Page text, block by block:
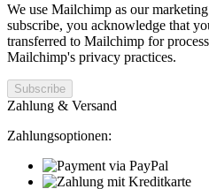
We use Mailchimp as our
subscribe, you acknowledge that
transferred to Mailchimp for
Mailchimp's privacy practices.
Zahlung & Versand
Zahlungsoptionen: